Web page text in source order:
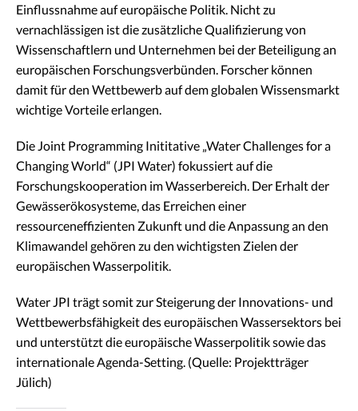
Einflussnahme auf europäische Politik. Nicht zu
vernachlässigen ist die zusätzliche Qualifizierung von
Wissenschaftlern und Unternehmen bei der Beteiligung an
europäischen Forschungsverbünden. Forscher können
damit für den Wettbewerb auf dem globalen Wissensmarkt
wichtige Vorteile erlangen.
Die Joint Programming Inititative „Water Challenges for a
Changing World“ (JPI Water) fokussiert auf die
Forschungskooperation im Wasserbereich. Der Erhalt der
Gewässerökosysteme, das Erreichen einer
ressourceneffizienten Zukunft und die Anpassung an den
Klimawandel gehören zu den wichtigsten Zielen der
europäischen Wasserpolitik.
Water JPI trägt somit zur Steigerung der Innovations- und
Wettbewerbsfähigkeit des europäischen Wassersektors bei
und unterstützt die europäische Wasserpolitik sowie das
internationale Agenda-Setting. (Quelle: Projektträger
Jülich)